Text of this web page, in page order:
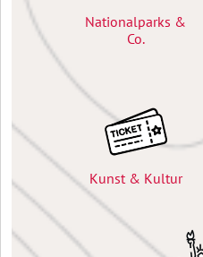
Nationalparks &
Co.
Kunst & Kultur